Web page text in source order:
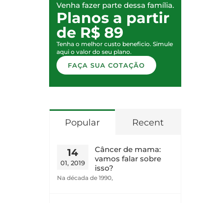
Venha fazer parte dessa família.
Planos a partir
de R$ 89
Tenha o melhor custo beneficio. Simule
aqui o valor do seu plano.
FAÇA SUA COTAÇÃO
Popular Recent
14
01, 2019
Câncer de mama:
vamos falar sobre
isso?
Na década de 1990,